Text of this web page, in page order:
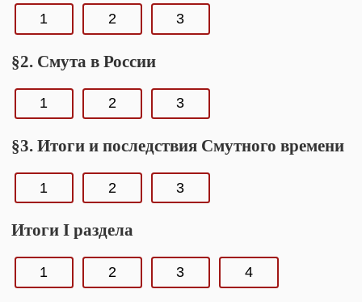
1 2 3
§2. Смута в России
1 2 3
§3. Итоги и последствия Смутного времени
1 2 3
Итоги I раздела
1 2 3 4